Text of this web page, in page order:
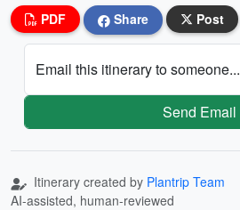
PDF Share Post
Email this itinerary to someone...
Send Email
Itinerary created by Plantrip Team
AI-assisted, human-reviewed